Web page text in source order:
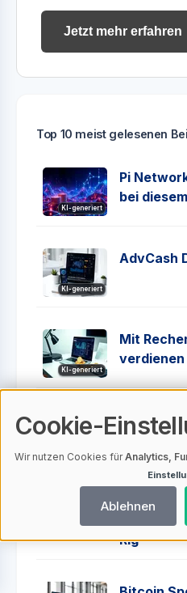
Jetzt mehr erfahren
Top 10 meist gelesenen
KI-generiert
Pi
bei
KI-generiert
AdvCash
KI-generiert
Mit
Bitcoin
So
Rig
Cookie-
Wir nutzen Cookies fürAnalytics,
Ablehnen